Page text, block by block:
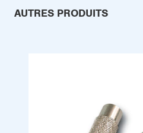
AUTRES PRODUITS